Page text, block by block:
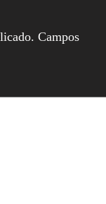
Campos